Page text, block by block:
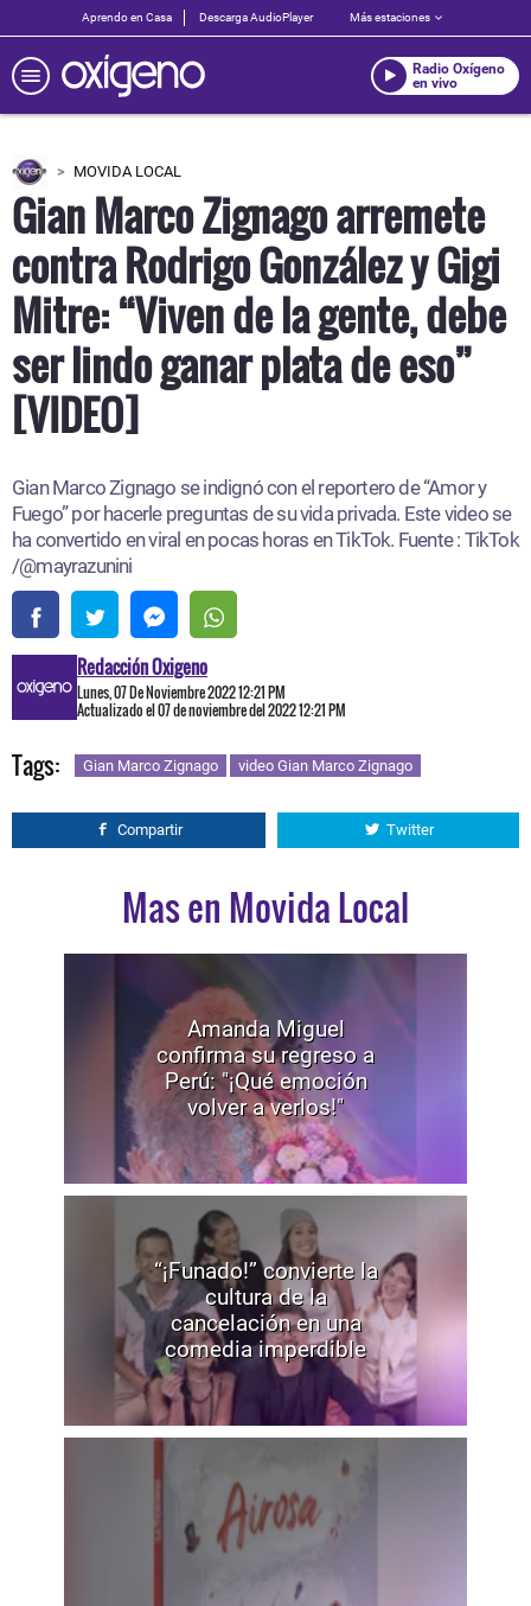
Aprendo en Casa Descarga AudioPlayer Más estaciones
Radio Oxígeno
en vivo
MOVIDA LOCAL
Gian Marco Zignago arremete
contra Rodrigo González y Gigi
Mitre: “Viven de la gente, debe
ser lindo ganar plata de eso”
[VIDEO]
Gian Marco Zignago se indignó con el reportero de “Amor y
Fuego” por hacerle preguntas de su vida privada. Este video se
ha convertido en viral en pocas horas en TikTok. Fuente : TikTok
/@mayrazunini
Redacción Oxigeno
Lunes, 07 De Noviembre 2022 12:21 PM
Actualizado el 07 de noviembre del 2022 12:21 PM
Tags: Gian Marco Zignago video Gian Marco Zignago
Compartir Twitter
Mas en Movida Local
Amanda Miguel
confirma su regreso a
Perú: "¡Qué emoción
volver a verlos!"
“¡Funado!” convierte la
cultura de la
cancelación en una
comedia imperdible